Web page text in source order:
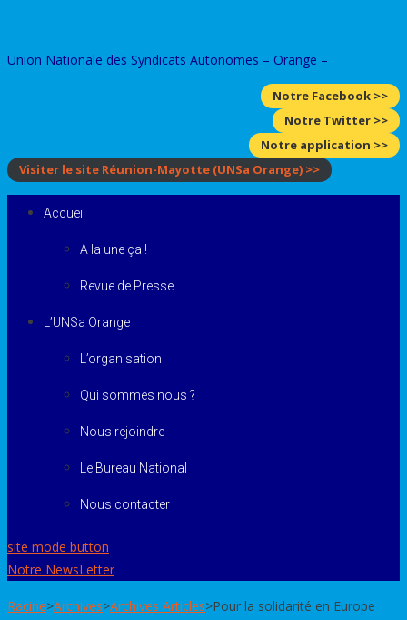
content
Union Nationale des Syndicats Autonomes – Orange –
Notre Facebook >>
Notre Twitter >>
Notre application >>
Visiter le site Réunion-Mayotte (UNSa Orange) >>
Accueil
A la une ça !
Revue de Presse
L’UNSa Orange
L’organisation
Qui sommes nous ?
Nous rejoindre
Le Bureau National
Nous contacter
site mode button
Notre NewsLetter
Racine>Archives>Archives Articles>Pour la solidarité en Europe